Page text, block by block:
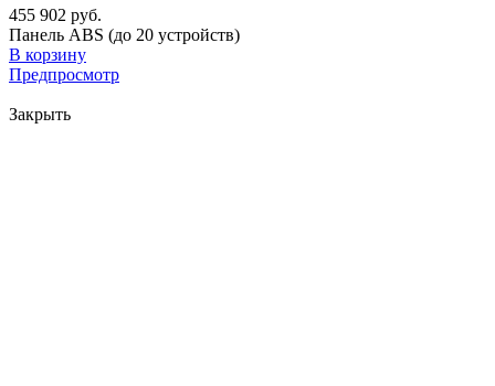
455 902 руб.
Панель ABS (до 20 устройств)
В корзину
Предпросмотр
Закрыть